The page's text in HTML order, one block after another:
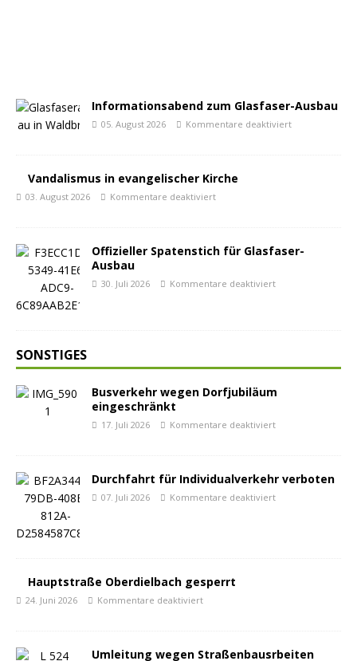
Informationsabend zum Glasfaser-Ausbau
05. August 2026 Kommentare deaktiviert
Vandalismus in evangelischer Kirche
03. August 2026 Kommentare deaktiviert
Offizieller Spatenstich für Glasfaser-
Ausbau
30. Juli 2026 Kommentare deaktiviert
SONSTIGES
Busverkehr wegen Dorfjubiläum
eingeschränkt
17. Juli 2026 Kommentare deaktiviert
Durchfahrt für Individualverkehr verboten
07. Juli 2026 Kommentare deaktiviert
Hauptstraße Oberdielbach gesperrt
24. Juni 2026 Kommentare deaktiviert
Umleitung wegen Straßenbausrbeiten